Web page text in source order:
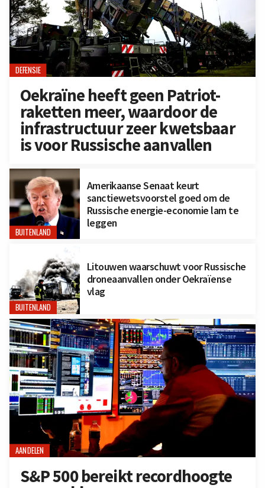
DEFENSIE
Oekraïne heeft geen Patriot-
raketten meer, waardoor de
infrastructuur zeer kwetsbaar
is voor Russische aanvallen
BUITENLAND
Amerikaanse Senaat keurt
sanctiewetsvoorstel goed om de
Russische energie-economie lam te
leggen
BUITENLAND
Litouwen waarschuwt voor Russische
droneaanvallen onder Oekraïense
vlag
AANDELEN
S&P 500 bereikt recordhoogte